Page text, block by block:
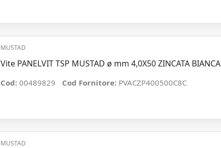
MUSTAD
Vite PANELVIT TSP MUSTAD ø mm 4,0X50 ZINCATA BIANCA
Cod: 00489829 Cod Fornitore: PVACZP400500C8C
MUSTAD